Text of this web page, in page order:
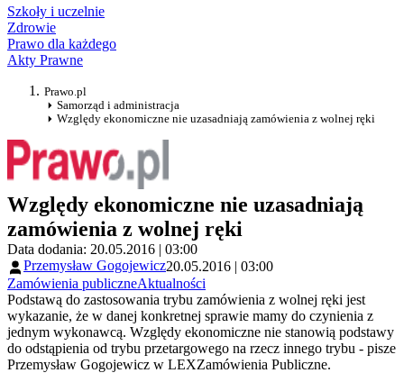
Szkoły i uczelnie
Zdrowie
Prawo dla każdego
Akty Prawne
Prawo.pl
Samorząd i administracja
Względy ekonomiczne nie uzasadniają zamówienia z wolnej ręki
Względy ekonomiczne nie uzasadniają
zamówienia z wolnej ręki
Data dodania: 20.05.2016 | 03:00
Przemysław Gogojewicz20.05.2016 | 03:00
Zamówienia publiczneAktualności
Podstawą do zastosowania trybu zamówienia z wolnej ręki jest
wykazanie, że w danej konkretnej sprawie mamy do czynienia z
jednym wykonawcą. Względy ekonomiczne nie stanowią podstawy
do odstąpienia od trybu przetargowego na rzecz innego trybu - pisze
Przemysław Gogojewicz w LEXZamówienia Publiczne.